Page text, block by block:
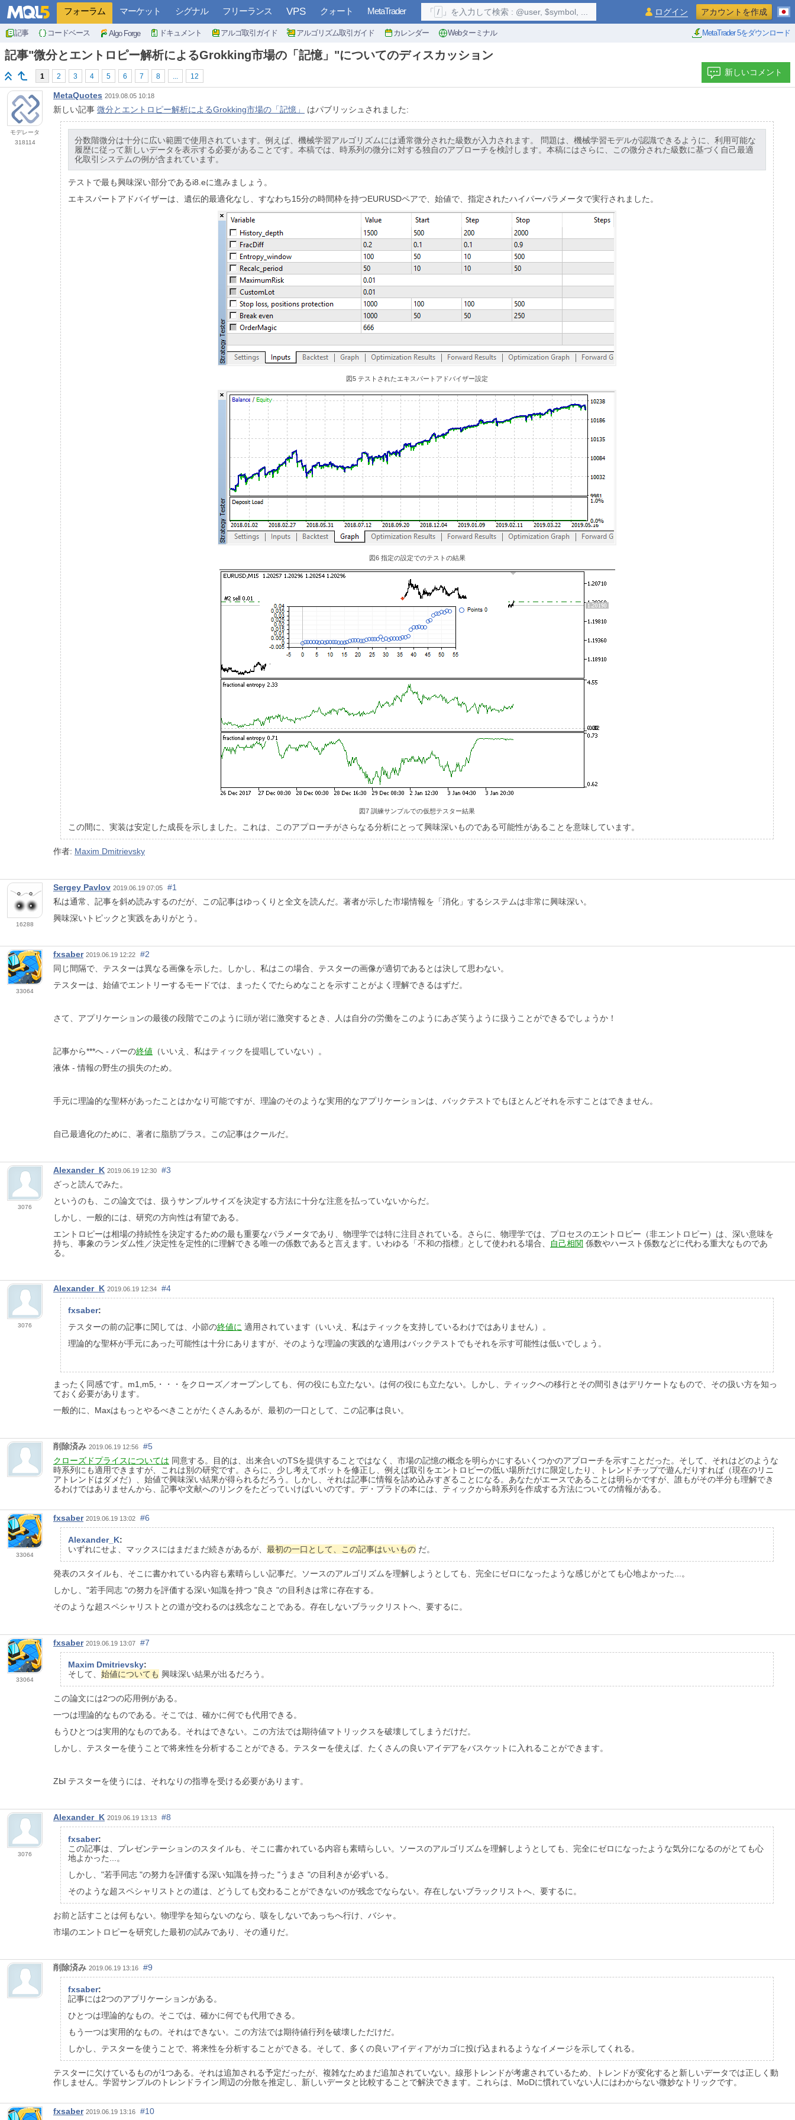
フォーラム マーケット シグナル フリーランス VPS クォート MetaTrader
記事 コードベース Algo Forge ドキュメント アルゴ取引ガイド アルゴリズム取引ガイド カレンダー Webターミナル MetaTrader 5をダウンロード
「 / 」を入力して検索 : @user, $symbol, ... ログイン アカウントを作成
記事"微分とエントロピー解析によるGrokking市場の「記憶」"についてのディスカッション
1 2 3 4 5 6 7 8 ... 12 新しいコメント
モデレータ
318114
MetaQuotes 2019.08.05 10:18
新しい記事 微分とエントロピー解析によるGrokking市場の「記憶」 はパブリッシュされました:
分数階微分は十分に広い範囲で使用されています。例えば、機械学習アルゴリズムには通常微分された級数が入力されます。 問題は、機械学習モデルが認識できるように、利用可能な
履歴に従って新しいデータを表示する必要があることです。本稿では、時系列の微分に対する独自のアプローチを検討します。本稿にはさらに、この微分された級数に基づく自己最適
化取引システムの例が含まれています。
テストで最も興味深い部分であるi8.eに進みましょう。
エキスパートアドバイザーは、遺伝的最適化なし、すなわち15分の時間枠を持つEURUSDペアで、始値で、指定されたハイパーパラメータで実行されました。
図5 テストされたエキスパートアドバイザー設定
図6 指定の設定でのテストの結果
図7 訓練サンプルでの仮想テスター結果
この間に、実装は安定した成長を示しました。これは、このアプローチがさらなる分析にとって興味深いものである可能性があることを意味しています。
作者: Maxim Dmitrievsky
16288
Sergey Pavlov 2019.06.19 07:05
#1
私は通常、記事を斜め読みするのだが、この記事はゆっくりと全文を読んだ。著者が示した市場情報を「消化」するシステムは非常に興味深い。
興味深いトピックと実践をありがとう。
33064
fxsaber 2019.06.19 12:22
#2
同じ間隔で、テスターは異なる画像を示した。しかし、私はこの場合、テスターの画像が適切であるとは決して思わない。
テスターは、始値でエントリーするモードでは、まったくでたらめなことを示すことがよく理解できるはずだ。
さて、アプリケーションの最後の段階でこのように頭が岩に激突するとき、人は自分の労働をこのようにあざ笑うように扱うことができるでしょうか！
記事から***へ - バーの終値 （いいえ、私はティックを提唱していない）。
液体 - 情報の野生の損失のため。
手元に理論的な聖杯があったことはかなり可能ですが、理論のそのような実用的なアプリケーションは、バックテストでもほとんどそれを示すことはできません。
自己最適化のために、著者に脂肪プラス。この記事はクールだ。
3076
Alexander_K 2019.06.19 12:30
#3
ざっと読んでみた。
というのも、この論文では、扱うサンプルサイズを決定する方法に十分な注意を払っていないからだ。
しかし、一般的には、研究の方向性は有望である。
エントロピーは相場の持続性を決定するための最も重要なパラメータであり、物理学では特に注目されている。さらに、物理学では、プロセスのエントロピー（非エントロピー）は、深い意味を
持ち、事象のランダム性／決定性を定性的に理解できる唯一の係数であると言えます。いわゆる「不和の指標」として使われる場合、
自己相関 係数やハースト係数などに代わる重大なものであ
る。
3076
Alexander_K 2019.06.19 12:34 #4
fxsaber:
テスターの前の記事に関しては、小節の終値に 適用されています（いいえ、私はティックを支持しているわけではありません）。
理論的な聖杯が手元にあった可能性は十分にありますが、そのような理論の実践的な適用はバックテストでもそれを示す可能性は低いでしょう。
まったく同感です。m1,m5,・・・をクローズ／オープンしても、何の役にも立たない。は何の役にも立たない。しかし、ティックへの移行とその間引きはデリケートなもので、その扱い方を知っ
ておく必要があります。
一般的に、Maxはもっとやるべきことがたくさんあるが、最初の一口として、この記事は良い。
削除済み 2019.06.19 12:56
#5
クローズドプライスについては 同意する。目的は、出来合いのTSを提供することではなく、市場の記憶の概念を明らかにするいくつかのアプローチを示すことだった。そして、それはどのような
時系列にも適用できますが、これは別の研究です。さらに、少し考えてボットを修正し、例えば取引をエントロピーの低い場所だけに限定したり、トレンドチップで遊んだりすれば（現在のリニ
アトレンドはダメだ）、始値で興味深い結果が得られるだろう。しかし、それは記事に情報を詰め込みすぎることになる。あなたがエースであることは明らかですが、誰もがその半分も理解でき
るわけではありませんから、記事や文献へのリンクをたどっていけばいいのです。デ・プラドの本には、ティックから時系列を作成する方法についての情報がある。
33064
fxsaber 2019.06.19 13:02 #6
Alexander_K:
いずれにせよ、マックスにはまだまだ続きがあるが、 最初の一口として、この記事はいいもの だ。
発表のスタイルも、そこに書かれている内容も素晴らしい記事だ。ソースのアルゴリズムを理解しようとしても、完全にゼロになったような感じがとても心地よかった...。
しかし、"若手同志 "の努力を評価する深い知識を持つ "良さ "の目利きは常に存在する。
そのような超スペシャリストとの道が交わるのは残念なことである。存在しないブラックリストへ、要するに。
33064
fxsaber 2019.06.19 13:07 #7
Maxim Dmitrievsky:
そして、 始値についても 興味深い結果が出るだろう。
この論文には2つの応用例がある。
一つは理論的なものである。そこでは、確かに何でも代用できる。
もうひとつは実用的なものである。それはできない。この方法では期待値マトリックスを破壊してしまうだけだ。
しかし、テスターを使うことで将来性を分析することができる。テスターを使えば、たくさんの良いアイデアをバスケットに入れることができます。
ZЫ テスターを使うには、それなりの指導を受ける必要があります。
3076
Alexander_K 2019.06.19 13:13 #8
fxsaber:
この記事は、プレゼンテーションのスタイルも、そこに書かれている内容も素晴らしい。ソースのアルゴリズムを理解しようとしても、完全にゼロになったような気分になるのがとても心
地よかった...。
しかし、"若手同志 "の努力を評価する深い知識を持った "うまさ "の目利きが必ずいる。
そのような超スペシャリストとの道は、どうしても交わることができないのが残念でならない。存在しないブラックリストへ、要するに。
お前と話すことは何もない。物理学を知らないのなら、咳をしないであっちへ行け、バシャ。
市場のエントロピーを研究した最初の試みであり、その通りだ。
削除済み 2019.06.19 13:16 #9
fxsaber:
記事には2つのアプリケーションがある。
ひとつは理論的なもの。そこでは、確かに何でも代用できる。
もう一つは実用的なもの。それはできない。この方法では期待値行列を破壊しただけだ。
しかし、テスターを使うことで、将来性を分析することができる。そして、多くの良いアイディアがカゴに投げ込まれるようなイメージを示してくれる。
テスターに欠けているものが1つある。それは追加される予定だったが、複雑なためまだ追加されていない。線形トレンドが考慮されているため、トレンドが変化すると新しいデータでは正しく動
作しません。学習サンプルのトレンドライン周辺の分散を推定し、新しいデータと比較することで解決できます。これらは、MoDに慣れていない人にはわからない微妙なトリックです。
fxsaber 2019.06.19 13:16 #10